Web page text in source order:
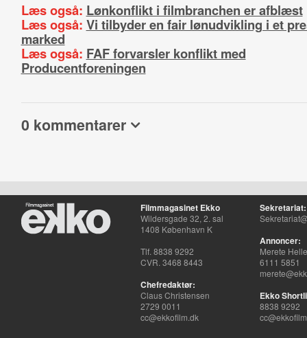
Læs også: Lønkonflikt i filmbranchen er afblæst
Læs også: Vi tilbyder en fair lønudvikling i et
marked
Læs også: FAF forvarsler konflikt med
Producentforeningen
0 kommentarer
Filmmagasinet Ekko
Wildersgade 32, 2. sal
1408 København K
Tlf. 8838 9292
CVR. 3468 8443
Chefredaktør:
Claus Christensen
2729 0011
cc@ekkofilm.dk
Sekretariat:
Annoncer:
Merete
6111 5851
Ekko
8838 9292